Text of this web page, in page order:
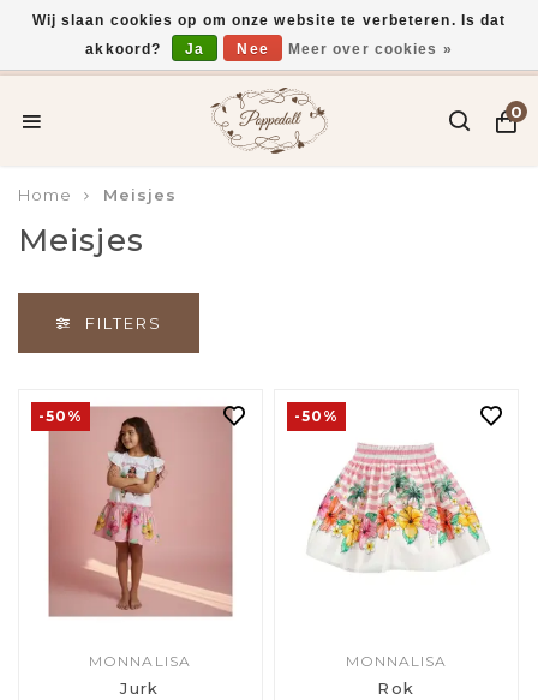
Gratis verzending vanaf €75,-
0
Home Meisjes
Meisjes
FILTERS
-50%
MONNALISA
Jurk
-50%
MONNALISA
Rok
Wij slaan cookies op om onze website te verbeteren. Is dat
akkoord?
Ja Nee Meer over cookies »